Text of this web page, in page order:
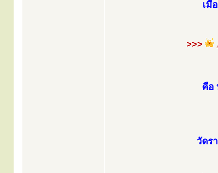
เมื่
>>>
คือ
วัดร